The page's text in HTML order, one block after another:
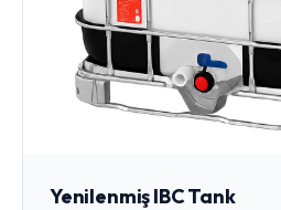
Yenilenmiş IBC Tank